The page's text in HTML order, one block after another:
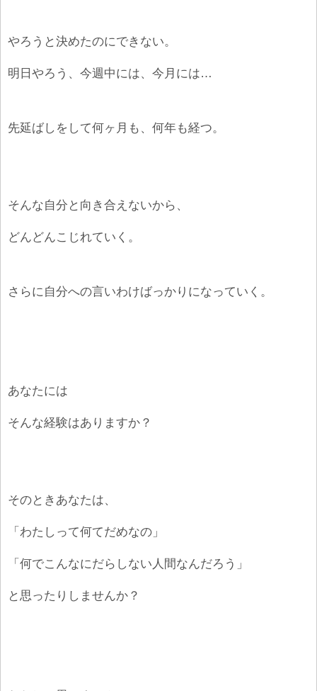
やろうと決めたのにできない。
明日やろう、今週中には、今月には…
先延ばしをして何ヶ月も、何年も経つ。
そんな自分と向き合えないから、
どんどんこじれていく。
さらに自分への言いわけばっかりになっていく。
あなたには
そんな経験はありますか？
そのときあなたは、
「わたしって何てだめなの」
「何でこんなにだらしない人間なんだろう」
と思ったりしませんか？